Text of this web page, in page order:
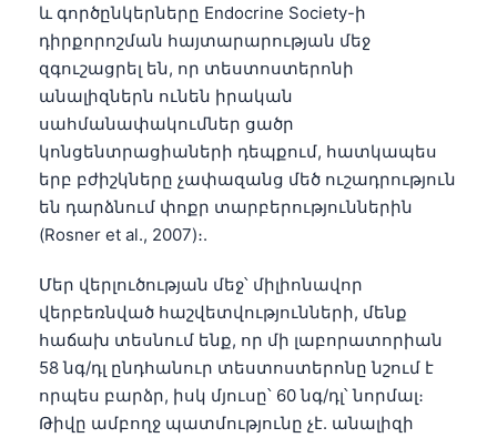
և գործընկերները Endocrine Society-ի
դիրքորոշման հայտարարության մեջ
զգուշացրել են, որ տեստոստերոնի
անալիզներն ունեն իրական
սահմանափակումներ ցածր
կոնցենտրացիաների դեպքում, հատկապես
երբ բժիշկները չափազանց մեծ ուշադրություն
են դարձնում փոքր տարբերություններին
(Rosner et al., 2007)։.
Մեր վերլուծության մեջ՝ միլիոնավոր
վերբեռնված հաշվետվությունների, մենք
հաճախ տեսնում ենք, որ մի լաբորատորիան
58 նգ/դլ ընդհանուր տեստոստերոնը նշում է
որպես բարձր, իսկ մյուսը՝ 60 նգ/դլ՝ նորմալ։
Թիվը ամբողջ պատմությունը չէ. անալիզի
Norsk bokmål